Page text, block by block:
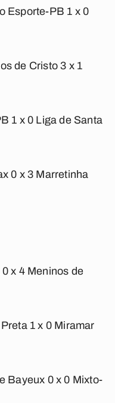
Esporte-PB 1 x0
de Cristo3 x1
1 x0 Liga de Santa
0 x3 Marretinha
0x 4 Meninos de
1x 0 Miramar
Bayeux 0x 0 Mixto-